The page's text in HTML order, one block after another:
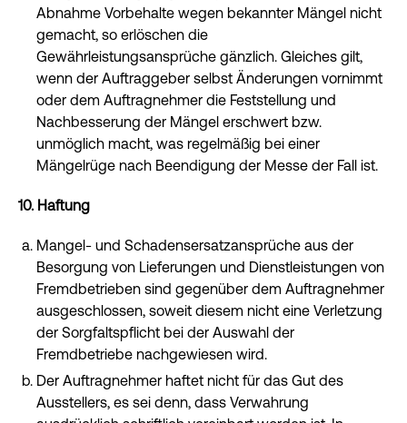
Abnahme Vorbehalte wegen bekannter Mängel nicht
gemacht, so erlöschen die
Gewährleistungsansprüche gänzlich. Gleiches gilt,
wenn der Auftraggeber selbst Änderungen vornimmt
oder dem Auftragnehmer die Feststellung und
Nachbesserung der Mängel erschwert bzw.
unmöglich macht, was regelmäßig bei einer
Mängelrüge nach Beendigung der Messe der Fall ist.
10. Haftung
Mangel- und Schadensersatzansprüche aus der
Besorgung von Lieferungen und Dienstleistungen von
Fremdbetrieben sind gegenüber dem Auftragnehmer
ausgeschlossen, soweit diesem nicht eine Verletzung
der Sorgfaltspflicht bei der Auswahl der
Fremdbetriebe nachgewiesen wird.
Der Auftragnehmer haftet nicht für das Gut des
Ausstellers, es sei denn, dass Verwahrung